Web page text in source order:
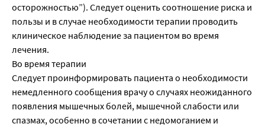
осторожностью”). Следует оценить соотношение риска и
пользы и в случае необходимости терапии проводить
клиническое наблюдение за пациентом во время
лечения.
Во время терапии
Следует проинформировать пациента о необходимости
немедленного сообщения врачу о случаях неожиданного
появления мышечных болей, мышечной слабости или
спазмах, особенно в сочетании с недомоганием и